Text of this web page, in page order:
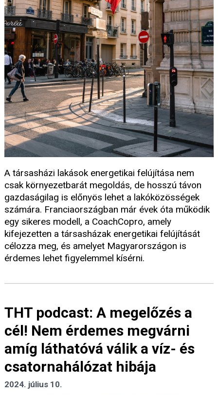
A társasházi lakások energetikai felújítása nem
csak környezetbarát megoldás, de hosszú távon
gazdaságilag is előnyös lehet a lakóközösségek
számára. Franciaországban már évek óta működik
egy sikeres modell, a CoachCopro, amely
kifejezetten a társasházak energetikai felújítását
célozza meg, és amelyet Magyarországon is
érdemes lehet figyelemmel kísérni.
THT podcast: A megelőzés a
cél! Nem érdemes megvárni
amíg láthatóvá válik a víz- és
csatornahálózat hibája
2024. július 10.